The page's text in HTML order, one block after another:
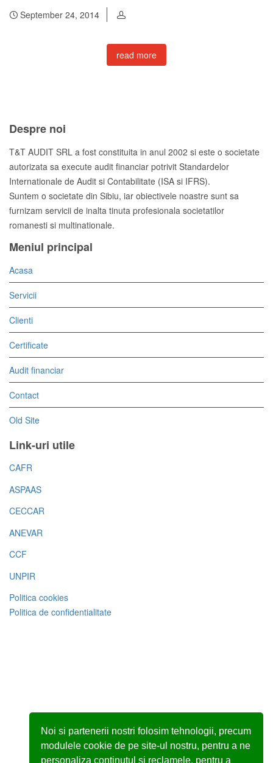
Noi si partenerii nostri folosim tehnologii, precum
modulele cookie de pe site-ul nostru, pentru a ne
personaliza continutul si reclamele, pentru a
September 24, 2014
read more
Despre noi
T&T AUDIT SRL a fost constituita in anul 2002 si este o societate
autorizata sa execute audit financiar potrivit Standardelor
Internationale de Audit si Contabilitate (ISA si IFRS).
Suntem o societate din Sibiu, iar obiectivele noastre sunt sa
furnizam servicii de inalta tinuta profesionala societatilor
romanesti si multinationale.
Meniul principal
Acasa
Servicii
Clienti
Certificate
Audit financiar
Contact
Old Site
Link-uri utile
CAFR
ASPAAS
CECCAR
ANEVAR
CCF
UNPIR
Politica cookies
Politica de confidentialitate